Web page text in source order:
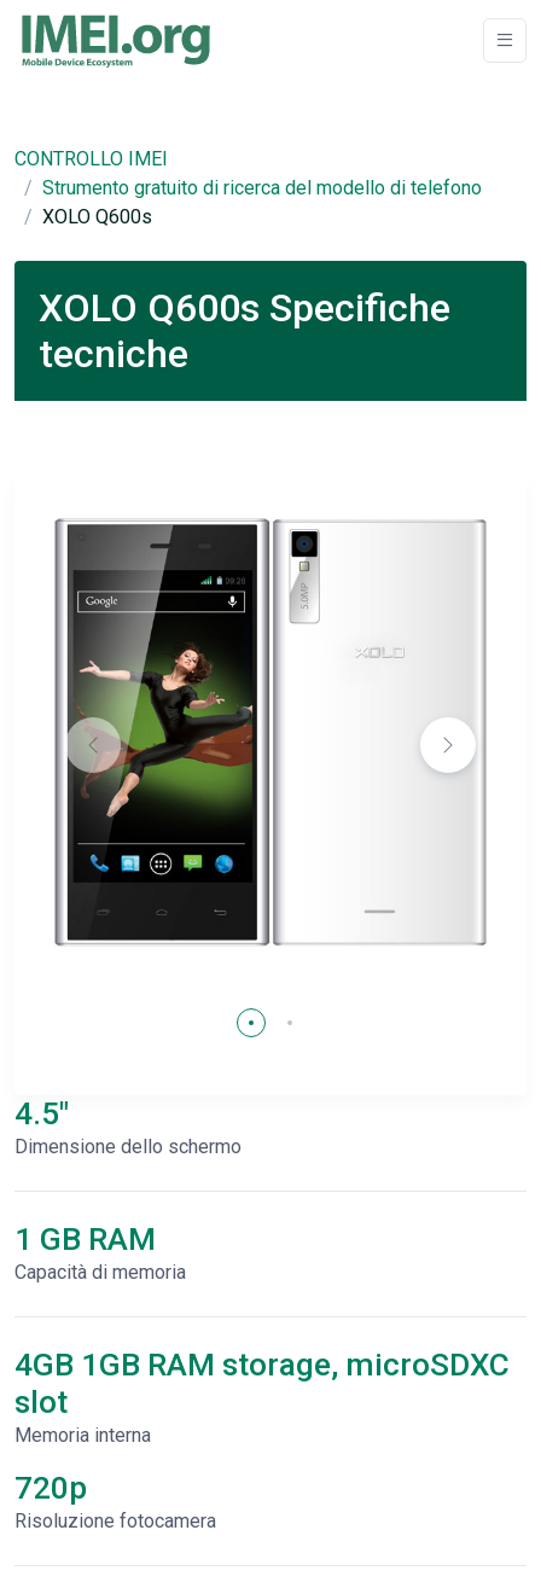
CONTROLLO IMEI
Strumento gratuito di ricerca del modello di telefono
XOLO Q600s
XOLO Q600s Specifiche
tecniche
4.5"
Dimensione dello schermo
1 GB RAM
Capacità di memoria
4GB 1GB RAM storage, microSDXC
slot
Memoria interna
720p
Risoluzione fotocamera